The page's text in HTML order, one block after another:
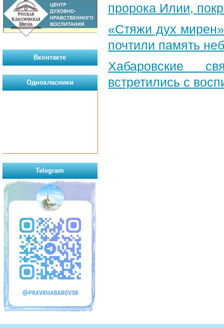
пророка Илии,
«Стяжи дух
почтили память
Хабаровские
встретились с
Вконтакте
Однокласники
Telegram